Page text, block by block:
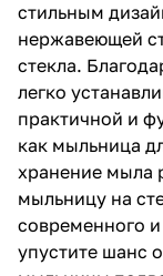
3 807 ₽
4 374 ₽
Ершик
3 807 ₽
Ершик
3 483 ₽
Ершик
стильным
нержавеющей
стекла.
легко
практичной и
как мыльница
хранение мыла
мыльницу на
современного
упустите шанс